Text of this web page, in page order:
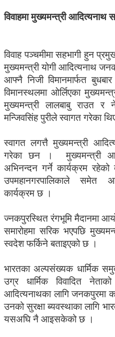
विवाहमा मुख्यमन्त्री आदित्यनाथ
विवाह पञ्चमीमा सहभागी हुन
मुख्यमन्त्री योगी आदित्यनाथ
आफ्नै निजी विमानमार्फत
विमानस्थलमा ओर्लिएका
मुख्यमन्त्री लालबाबु राउत र
मन्जिवसिंह पुरीले स्वागत गरेका
स्वागत लगत्तै मुख्यमन्त्री
गरेका छन । मुख्यमन्त्री
अभिनन्दन गर्ने कार्यक्रम
उपमहानगरपालिकाले समेत
कार्यक्रम छ ।
ज्नकपुरस्थित रंगभूमि मैदानमा
समारोहमा सरिक भएपछि
स्वदेश फर्किने बताइएको छ ।
भारतका अल्पसंख्यक धार्मिक
उग्र धार्मिक विवादित
आदित्यनाथका लागि जनकपुरमा
उनको सुरक्षा ब्यवस्थाका लागि
यसअघि नै आइसकेको छ ।